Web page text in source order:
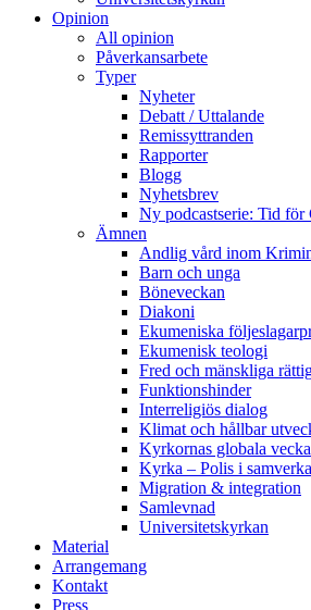
Opinion
All opinion
Påverkansarbete
Typer
Nyheter
Debatt / Uttalande
Remissyttranden
Rapporter
Blogg
Nyhetsbrev
Ny podcastserie: Tid för
Ämnen
Andlig vård inom
Barn och unga
Böneveckan
Diakoni
Ekumeniska
Ekumenisk teologi
Fred och mänskliga
Funktionshinder
Interreligiös dialog
Klimat och hållbar
Kyrkornas globala vecka
Kyrka – Polis i
Migration & integration
Samlevnad
Universitetskyrkan
Material
Arrangemang
Kontakt
Press